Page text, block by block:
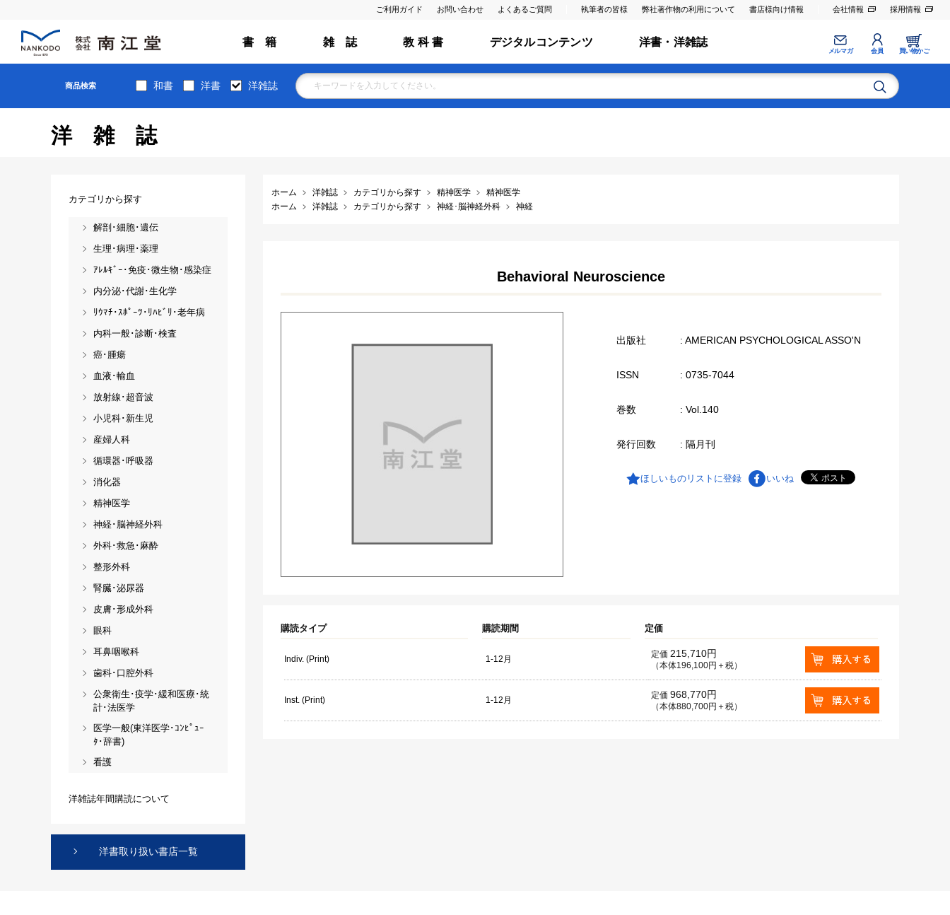
ご利用ガイド お問い合わせ よくあるご質問 執筆者の皆様 弊社著作物の利用について 書店様向け情報 会社情報 採用情報
書 籍 雑 誌 教 科 書 デジタルコンテンツ 洋書・洋雑誌
メルマガ 会員 買い物かご
商品検索 和書 洋書 洋雑誌
洋雑誌
ホーム 洋雑誌 カテゴリから探す 精神医学
精神医学
ホーム
洋雑誌 カテゴリから探す 神経･脳神経外科 神経
Behavioral Neuroscience
出版社 : AMERICAN PSYCHOLOGICAL ASSO'N
ISSN : 0735-7044
巻数 : Vol.140
発行回数 : 隔月刊
ほしいものリストに登録 いいね
購読タイプ 購読期間 定価
Indiv. (Print) 1-12月 定価 215,710円
（本体196,100円＋税）
Inst. (Print) 1-12月 定価 968,770円
（本体880,700円＋税）
カテゴリから探す
解剖･細胞･遺伝
生理･病理･薬理
ｱﾚﾙｷﾞｰ･免疫･微生物･感染症
内分泌･代謝･生化学
ﾘｳﾏﾁ･ｽﾎﾟｰﾂ･ﾘﾊﾋﾞﾘ･老年病
内科一般･診断･検査
癌･腫瘍
血液･輸血
放射線･超音波
小児科･新生児
産婦人科
循環器･呼吸器
消化器
精神医学
神経･脳神経外科
外科･救急･麻酔
整形外科
腎臓･泌尿器
皮膚･形成外科
眼科
耳鼻咽喉科
歯科･口腔外科
公衆衛生･疫学･緩和医療･統
計･法医学
医学一般(東洋医学･ｺﾝﾋﾟｭｰ
ﾀ･辞書)
看護
洋雑誌年間購読について
洋書取り扱い書店一覧